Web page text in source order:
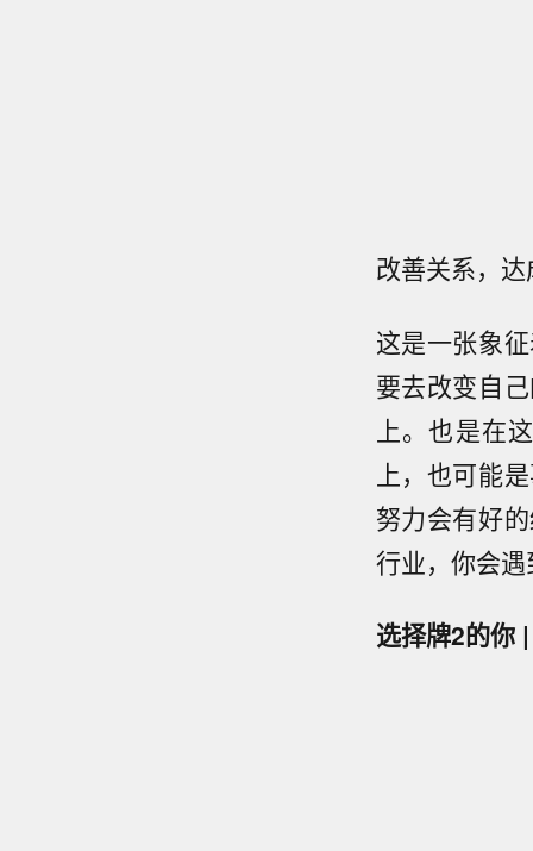
改善关系，
这是一张象
要去改变自
上。也是在
上，也可能
努力会有好
行业，你会遇
选择牌2的你